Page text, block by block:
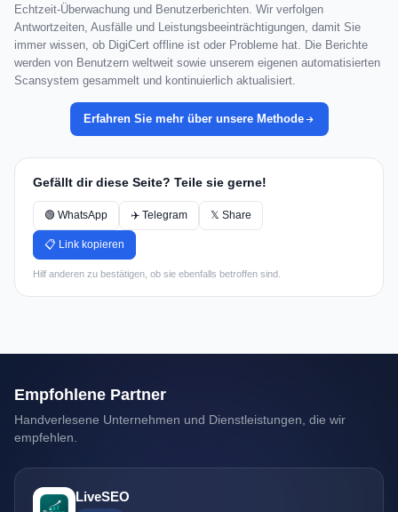
Echtzeit-Überwachung und Benutzerberichten. Wir verfolgen
Antwortzeiten, Ausfälle und Leistungsbeeinträchtigungen, damit Sie
immer wissen, ob DigiCert offline ist oder Probleme hat. Die Berichte
werden von Benutzern weltweit sowie unserem eigenen automatisierten
Scansystem gesammelt und kontinuierlich aktualisiert.
Erfahren Sie mehr über unsere Methode
Gefällt dir diese Seite? Teile sie gerne!
🟢 WhatsApp ✈️ Telegram 𝕏 Share
📋 Link kopieren
Hilf anderen zu bestätigen, ob sie ebenfalls betroffen sind.
Empfohlene Partner
Handverlesene Unternehmen und Dienstleistungen, die wir
empfehlen.
LiveSEO